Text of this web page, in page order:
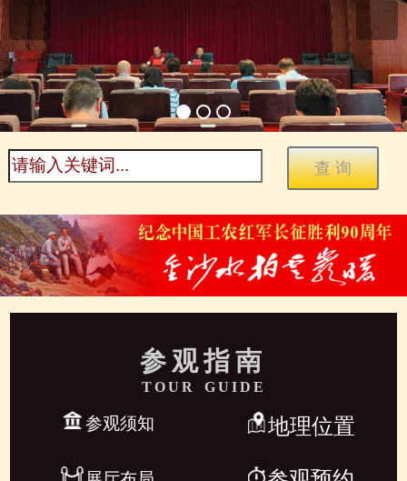
参观指南
TOUR GUIDE
参观须知 地理位置